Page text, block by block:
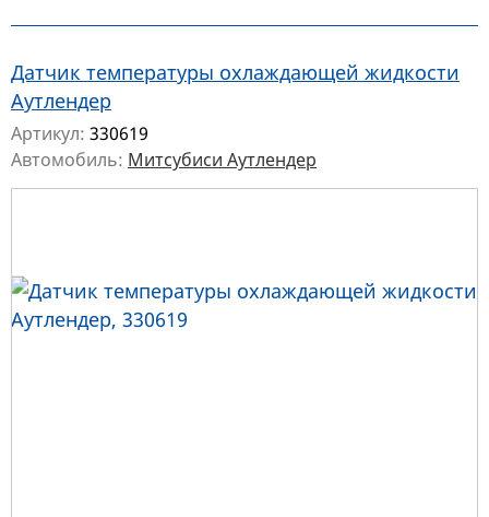
Датчик температуры охлаждающей жидкости
Аутлендер
Артикул: 330619
Автомобиль: Митсубиси Аутлендер